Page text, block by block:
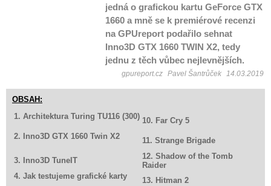
jedná o grafickou kartu GeForce GTX
1660 a mně se k premiérové recenzi
na GPUreport podařilo sehnat
Inno3D GTX 1660 TWIN X2, tedy
jednu z těch vůbec nejlevnějších.
gpureport.cz Pavel Šantrůček 14.03.2019
OBSAH:
1. Architektura Turing TU116 (300) 10. Far Cry 5
2. Inno3D GTX 1660 Twin X2
11. Strange Brigade
3. Inno3D TuneIT
12. Shadow of the Tomb
Raider
4. Jak testujeme grafické karty
13. Hitman 2